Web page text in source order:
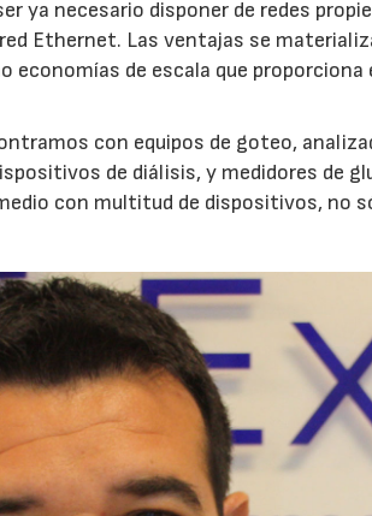
ya necesario disponer de redes
Ethernet. Las ventajas se
de escala que
con equipos de goteo,
de diálisis, y medidores de
con multitud de dispositivos, no